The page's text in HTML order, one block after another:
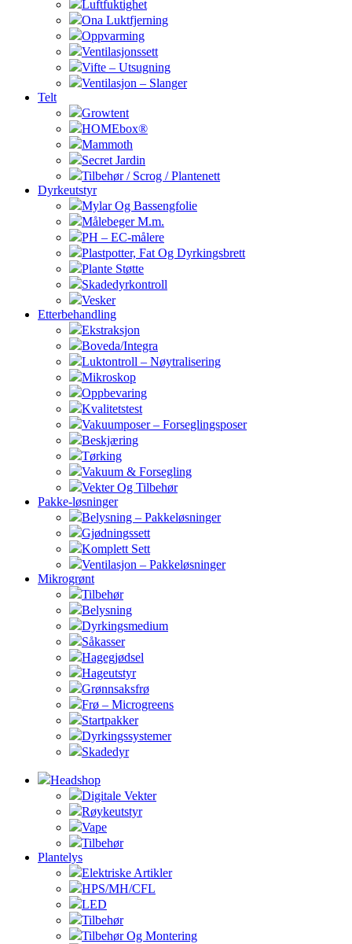
Luftfuktighet
Ona Luktfjerning
Oppvarming
Ventilasjonssett
Vifte – Utsugning
Ventilasjon – Slanger
Telt
Growtent
HOMEbox®
Mammoth
Secret Jardin
Tilbehør / Scrog / Plantenett
Dyrkeutstyr
Mylar Og Bassengfolie
Målebeger M.m.
PH – EC-målere
Plastpotter, Fat Og Dyrkingsbrett
Plante Støtte
Skadedyrkontroll
Vesker
Etterbehandling
Ekstraksjon
Boveda/Integra
Luktontroll – Nøytralisering
Mikroskop
Oppbevaring
Kvalitetstest
Vakuumposer – Forseglingsposer
Beskjæring
Tørking
Vakuum & Forsegling
Vekter Og Tilbehør
Pakke-løsninger
Belysning – Pakkeløsninger
Gjødningssett
Komplett Sett
Ventilasjon – Pakkeløsninger
Mikrogrønt
Tilbehør
Belysning
Dyrkingsmedium
Såkasser
Hagegjødsel
Hageutstyr
Grønnsaksfrø
Frø – Microgreens
Startpakker
Dyrkingssystemer
Skadedyr
Headshop
Digitale Vekter
Røykeutstyr
Vape
Tilbehør
Plantelys
Elektriske Artikler
HPS/MH/CFL
LED
Tilbehør
Tilbehør Og Montering